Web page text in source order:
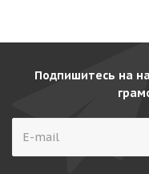
Подпишитесь на